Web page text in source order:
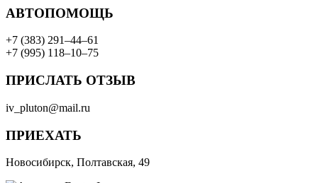
АВТОПОМОЩЬ
+7 (383) 291–44–61
+7 (995) 118–10–75
ПРИСЛАТЬ ОТЗЫВ
iv_pluton@mail.ru
ПРИЕХАТЬ
Новосибирск, Полтавская, 49